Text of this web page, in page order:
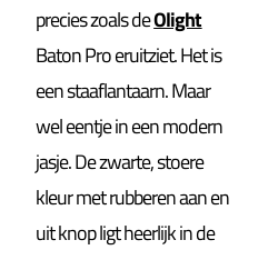
precies zoals deOlight
Baton Pro eruitziet. Het is
een staaflantaarn. Maar
wel eentje in een modern
jasje. De zwarte, stoere
kleur met rubberen aan en
uit knop ligt heerlijk in de